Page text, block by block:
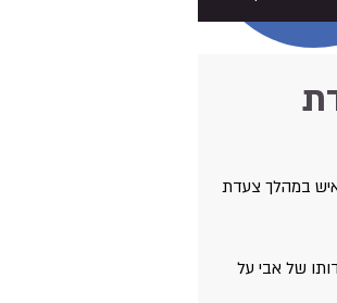
של הבת, בלימה לורבר, בטקס גילוי המצבה בקבר האחים בבוסנו במקום בו ניספו 150 איש במהלך צעדת
של אבי על